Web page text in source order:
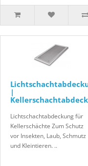
|
Lichtschachtabdeckung für
Kellerschächte Zum Schutz
vor Insekten, Laub, Schmutz
und Kleintieren. ..